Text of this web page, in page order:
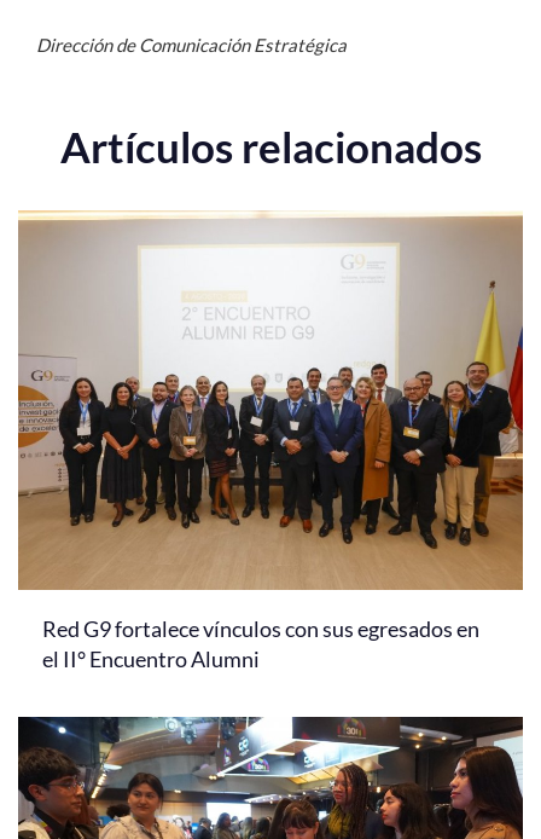
Dirección de Comunicación Estratégica
Artículos relacionados
Red G9 fortalece vínculos con sus egresados en
el II° Encuentro Alumni